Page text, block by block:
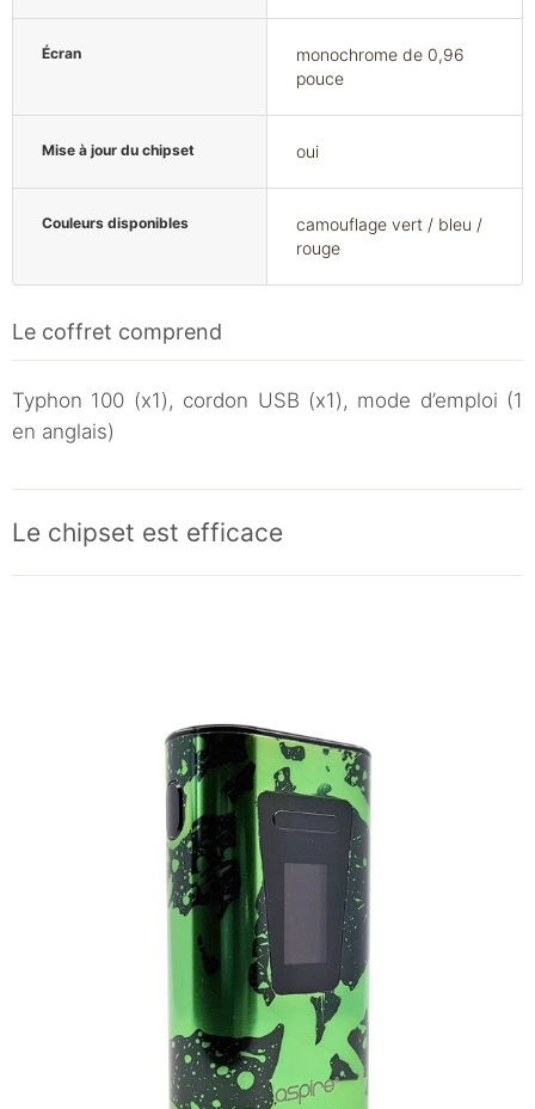
Écran
monochrome de 0,96
pouce
Mise à jour du chipset oui
Couleurs disponibles
camouflage vert / bleu /
rouge
Le coffret comprend
Typhon 100 (x1), cordon USB (x1), mode d’emploi (1
en anglais)
Le chipset est efficace